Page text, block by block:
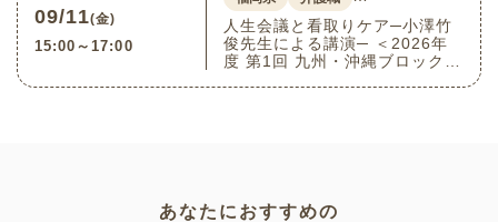
09/11(金)
15:00～17:00
人生会議と看取りケア─小澤竹
俊先生による講演─ ＜2026年
度 第1回 九州・沖縄ブロック介
あなたにおすすめの